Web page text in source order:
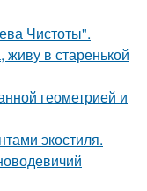
Чистоты".
в старенькой
геометрией и
экостиля.